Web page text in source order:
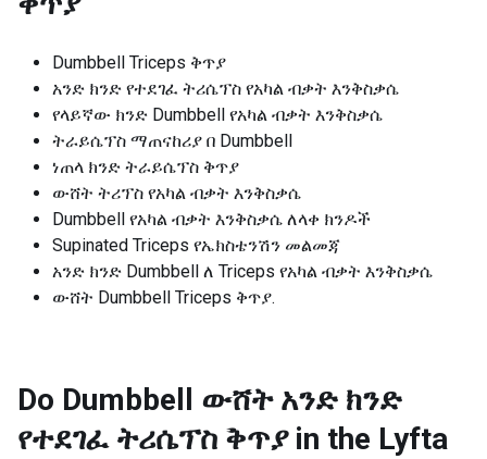
Dumbbell Triceps ቅጥያ
አንድ ክንድ የተደገፈ ትሪሴፕስ የአካል ብቃት እንቅስቃሴ
የላይኛው ክንድ Dumbbell የአካል ብቃት እንቅስቃሴ
ትራይሴፕስ ማጠናከሪያ በ Dumbbell
ነጠላ ክንድ ትራይሴፕስ ቅጥያ
ውሸት ትሪፕስ የአካል ብቃት እንቅስቃሴ
Dumbbell የአካል ብቃት እንቅስቃሴ ለላቀ ክንዶች
Supinated Triceps የኤክስቴንሽን መልመጃ
አንድ ክንድ Dumbbell ለ Triceps የአካል ብቃት እንቅስቃሴ
ውሸት Dumbbell Triceps ቅጥያ.
Do Dumbbell ውሸት አንድ ክንድ
የተደገፈ ትሪሴፕስ ቅጥያ in the Lyfta